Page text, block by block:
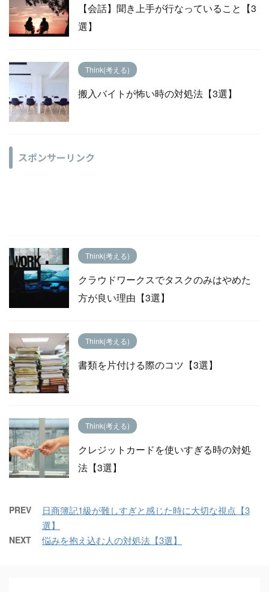
【会話】聞き上手が行なっていること【3
選】
Think(考える)
搬入バイトが怖い時の対処法【3選】
スポンサーリンク
Think(考える)
クラウドワークスでタスクのみはやめた
方が良い理由【3選】
Think(考える)
書類を片付ける際のコツ【3選】
Think(考える)
クレジットカードを使いすぎる時の対処
法【3選】
PREV
日商簿記1級が難しすぎと感じた時に大切な視点【3
選】
NEXT 悩みを抱え込む人の対処法【3選】